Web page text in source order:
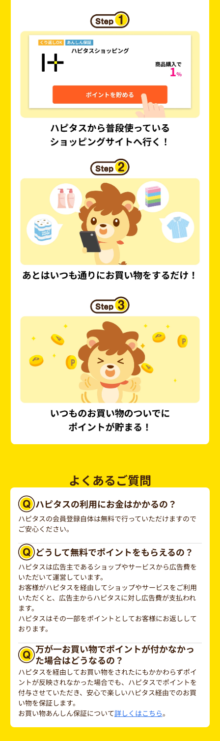
よくあるご質問
ハピタスの利用にお金はかかるの？
ハピタスの会員登録自体は無料で行っていただけますので
ご安心ください。
どうして無料でポイントをもらえるの？
ハピタスは広告主であるショップやサービスから広告費を
いただいて運営しています。
お客様がハピタスを経由してショップやサービスをご利用
いただくと、広告主からハピタスに対し広告費が支払われ
ます。
ハピタスはその一部をポイントとしてお客様にお返しして
おります。
万が一お買い物でポイントが付かなかっ
た場合はどうなるの？
ハピタスを経由してお買い物をされたにもかかわらずポイ
ントが反映されなかった場合でも、ハピタスでポイントを
付与させていただき、安心で楽しいハピタス経由でのお買
い物を保証します。
お買い物あんしん保証について詳しくはこちら。